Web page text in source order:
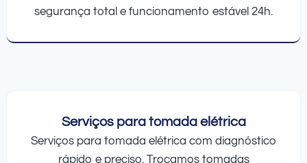
segurança total e funcionamento estável 24h.
Serviços para tomada elétrica
Serviços para tomada elétrica com diagnóstico
rápido e preciso. Trocamos tomadas